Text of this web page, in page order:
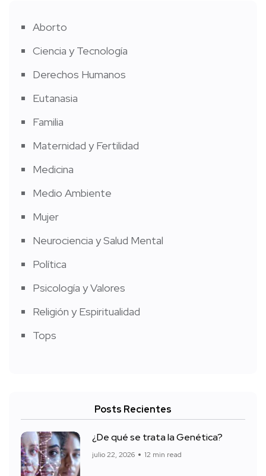
Aborto
Ciencia y Tecnología
Derechos Humanos
Eutanasia
Familia
Maternidad y Fertilidad
Medicina
Medio Ambiente
Mujer
Neurociencia y Salud Mental
Política
Psicología y Valores
Religión y Espiritualidad
Tops
Posts Recientes
¿De qué se trata la Genética?
julio 22, 2026 12 min read